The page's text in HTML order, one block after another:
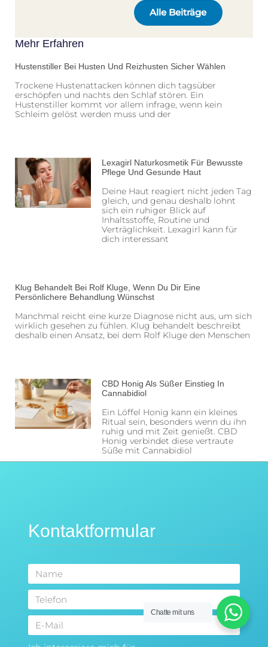
Alle Beiträge
Mehr Erfahren
Hustenstiller Bei Husten Und Reizhusten Sicher Wählen
Trockene Hustenattacken können dich tagsüber
erschöpfen und nachts den Schlaf stören. Ein
Hustenstiller kommt vor allem infrage, wenn kein
Schleim gelöst werden muss und der
Lexagirl Naturkosmetik Für Bewusste
Pflege Und Gesunde Haut
Deine Haut reagiert nicht jeden Tag
gleich, und genau deshalb lohnt
sich ein ruhiger Blick auf
Inhaltsstoffe, Routine und
Verträglichkeit. Lexagirl kann für
dich interessant
Klug Behandelt Bei Rolf Kluge, Wenn Du Dir Eine
Persönlichere Behandlung Wünschst
Manchmal reicht eine kurze Diagnose nicht aus, um sich
wirklich gesehen zu fühlen. Klug behandelt beschreibt
deshalb einen Ansatz, bei dem Rolf Kluge den Menschen
CBD Honig Als Süßer Einstieg In
Cannabidiol
Ein Löffel Honig kann ein kleines
Ritual sein, besonders wenn du ihn
ruhig und mit Zeit genießt. CBD
Honig verbindet diese vertraute
Süße mit Cannabidiol
Kontaktformular
Chatte mit uns